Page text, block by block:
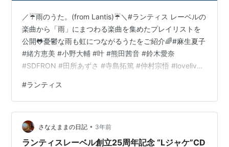
／☔雨のうた。(from Lantis)☔＼#ランティス レーベルの
楽曲から「雨」にまつわる楽曲を集めたプレイリストを
公開🐸憂鬱な雨も虹につながるうたをご紹介🌈#麻生夏子
#緒方恵美 #小野大輔 #叶 #熊田茜音 #鈴木愛奈
#SDFRON #田所あずさ #寺島拓篤 #仲村宗悟 #lovelive
2024年6月11日 画像から各配信サイトにリンクされてい
ます。
#ランティス
さなえままの日記 • 3年前
ランティスレーベル創立25周年記念 “Lジャケ”CD